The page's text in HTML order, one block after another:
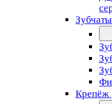
Крепёж